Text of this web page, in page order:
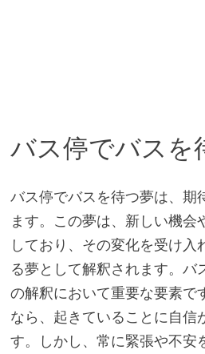
バス停でバスを
バス停でバスを待つ夢は、期
ます。この夢は、新しい機会
しており、その変化を受け入
る夢として解釈されます。バ
の解釈において重要な要素で
なら、起きていることに自信
す。しかし、常に緊張や不安